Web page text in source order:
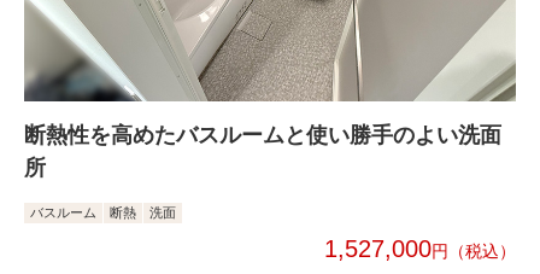
断熱性を高めたバスルームと使い勝手のよい洗面
所
バスルーム 断熱 洗面
1,527,000円